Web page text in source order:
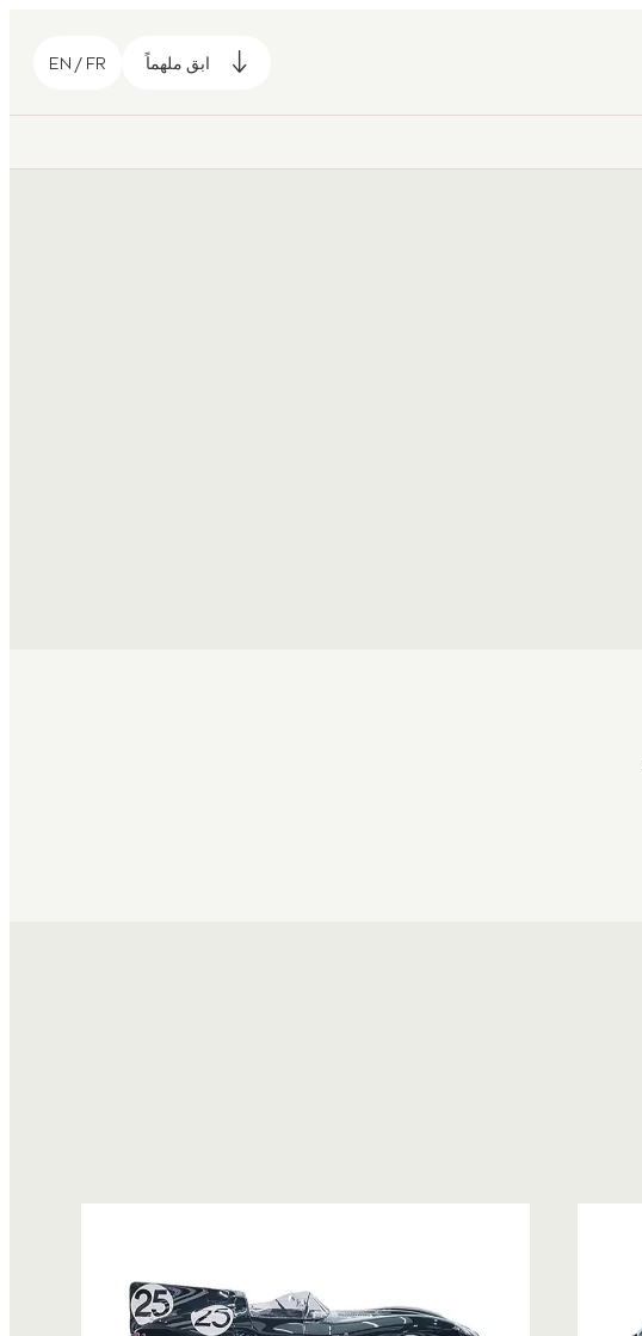
ابق ملهماً EN / FR